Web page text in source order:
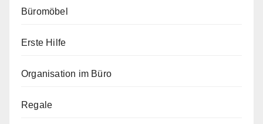
Büromöbel
Erste Hilfe
Organisation im Büro
Regale